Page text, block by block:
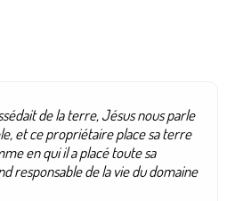
de la terre, Jésus nous parle
et ce propriétaire place sa terre
en qui il a placé toute sa
responsable de la vie du domaine